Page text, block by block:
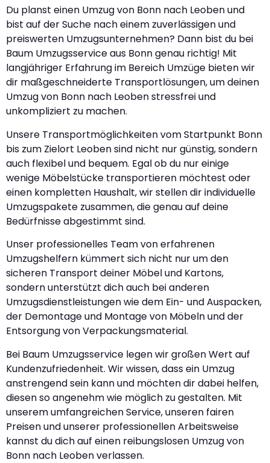
Du planst einen Umzug von Bonn nach Leoben und
bist auf der Suche nach einem zuverlässigen und
preiswerten Umzugsunternehmen? Dann bist du bei
Baum Umzugsservice aus Bonn genau richtig! Mit
langjähriger Erfahrung im Bereich Umzüge bieten wir
dir maßgeschneiderte Transportlösungen, um deinen
Umzug von Bonn nach Leoben stressfrei und
unkompliziert zu machen.
Unsere Transportmöglichkeiten vom Startpunkt Bonn
bis zum Zielort Leoben sind nicht nur günstig, sondern
auch flexibel und bequem. Egal ob du nur einige
wenige Möbelstücke transportieren möchtest oder
einen kompletten Haushalt, wir stellen dir individuelle
Umzugspakete zusammen, die genau auf deine
Bedürfnisse abgestimmt sind.
Unser professionelles Team von erfahrenen
Umzugshelfern kümmert sich nicht nur um den
sicheren Transport deiner Möbel und Kartons,
sondern unterstützt dich auch bei anderen
Umzugsdienstleistungen wie dem Ein- und Auspacken,
der Demontage und Montage von Möbeln und der
Entsorgung von Verpackungsmaterial.
Bei Baum Umzugsservice legen wir großen Wert auf
Kundenzufriedenheit. Wir wissen, dass ein Umzug
anstrengend sein kann und möchten dir dabei helfen,
diesen so angenehm wie möglich zu gestalten. Mit
unserem umfangreichen Service, unseren fairen
Preisen und unserer professionellen Arbeitsweise
kannst du dich auf einen reibungslosen Umzug von
Bonn nach Leoben verlassen.